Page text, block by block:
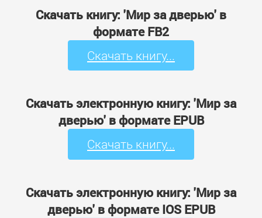
Скачать книгу: 'Мир за дверью' в
формате FB2
Скачать книгу...
Скачать электронную книгу: 'Мир за
дверью' в формате EPUB
Скачать книгу...
Скачать электронную книгу: 'Мир за
дверью' в формате IOS EPUB